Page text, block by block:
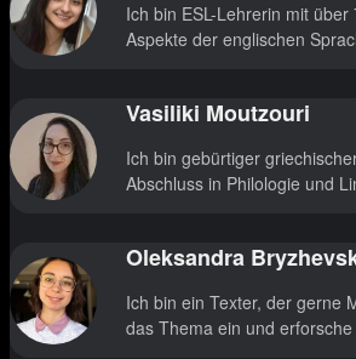
Ich bin ESL-Lehrerin mit
Aspekte der englischen
Vasiliki Moutzouri
Ich bin gebürtiger
Abschluss in Philologie und
Oleksandra
Ich bin ein Texter, der gerne
das Thema ein und erforsche